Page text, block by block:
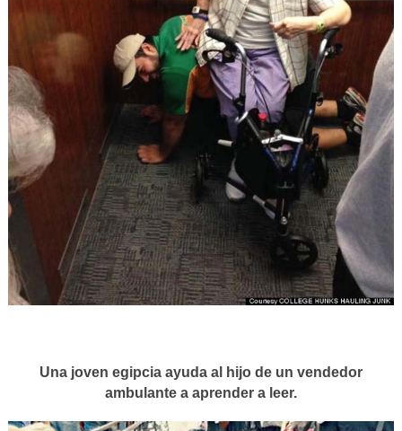
Una joven egipcia ayuda al hijo de un vendedor
ambulante a aprender a leer.